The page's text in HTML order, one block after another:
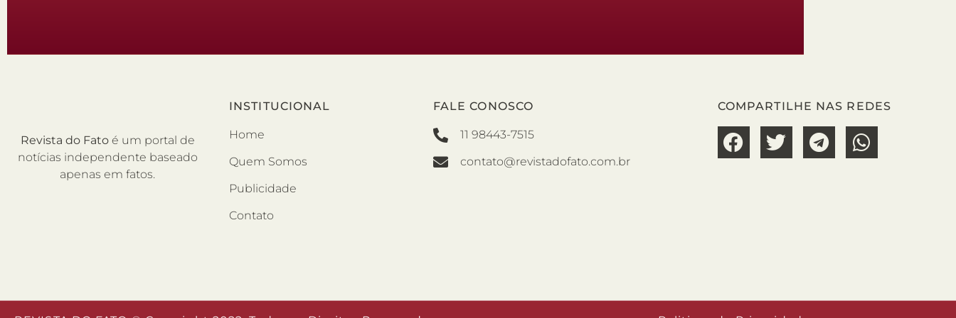
Revista do Fato é um portal de
notícias independente baseado
apenas em fatos.
INSTITUCIONAL
Home
Quem Somos
Publicidade
Contato
FALE CONOSCO
11 98443-7515
contato@revistadofato.com.br
COMPARTILHE NAS REDES